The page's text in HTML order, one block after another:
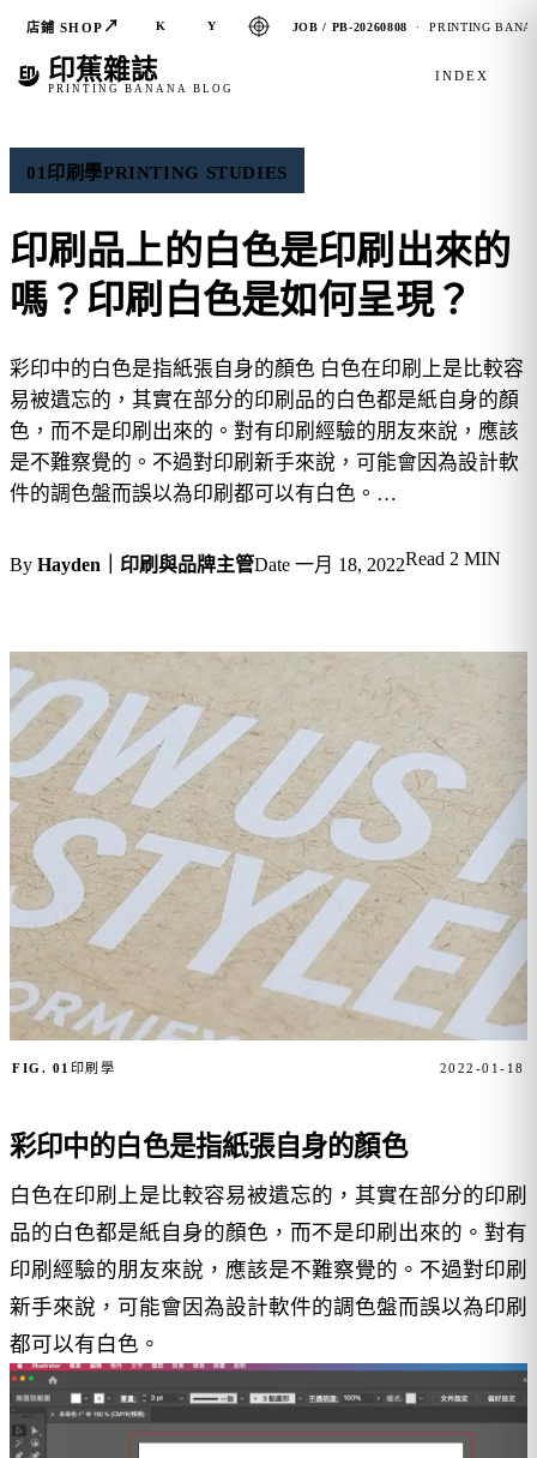
店鋪 SHOP ↗ K Y JOB / PB-20260808 · PRINTING
印蕉雜誌
PRINTING BANANA BLOG
INDEX
01 印刷學PRINTING STUDIES
印刷品上的白色是印刷出來的
嗎？印刷白色是如何呈現？
彩印中的白色是指紙張自身的顏色 白色在印刷上是比較容
易被遺忘的，其實在部分的印刷品的白色都是紙自身的顏
色，而不是印刷出來的。對有印刷經驗的朋友來說，應該
是不難察覺的。不過對印刷新手來說，可能會因為設計軟
件的調色盤而誤以為印刷都可以有白色。…
By Hayden｜印刷與品牌主管Date 一月 18, 2022Read 2 MIN
FIG. 01 印刷學 2022-01-18
彩印中的白色是指紙張自身的顏色
白色在印刷上是比較容易被遺忘的，其實在部分的印刷
品的白色都是紙自身的顏色，而不是印刷出來的。對有
印刷經驗的朋友來說，應該是不難察覺的。不過對印刷
新手來說，可能會因為設計軟件的調色盤而誤以為印刷
都可以有白色。